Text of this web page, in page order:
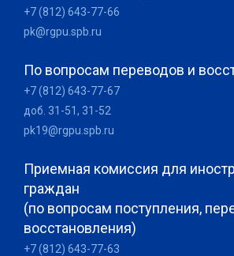
+7 (812) 643-77-66
pk@rgpu.spb.ru
По вопросам переводов и
+7 (812) 643-77-67
доб. 31-51, 31-52
pk19@rgpu.spb.ru
Приемная комиссия для
граждан
(по вопросам поступления,
восстановления)
+7 (812) 643-77-63